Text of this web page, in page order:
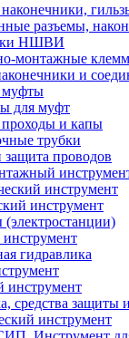
разъемы,
НШВИ
монтажные
и
муфты
для муфт
и капы
трубки
проводов
инструмент
инструмент
(электростанции)
гидравлика
средства защиты
инструмент